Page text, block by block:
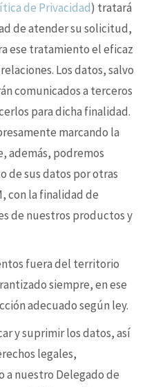
de Privacidad) tratará
de atender su solicitud,
ese tratamiento el eficaz
Los datos, salvo
comunicados a terceros
para dicha finalidad.
marcando la
además, podremos
de sus datos por otras
con la finalidad de
de nuestros productos y
fuera del territorio
siempre, en ese
adecuado según ley.
y suprimir los datos, así
legales,
a nuestro Delegado de